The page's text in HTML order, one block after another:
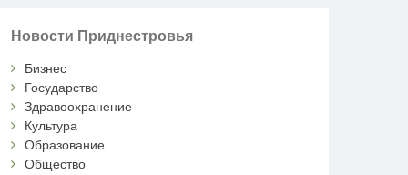
Новости Приднестровья
Бизнес
Государство
Здравоохранение
Культура
Образование
Общество